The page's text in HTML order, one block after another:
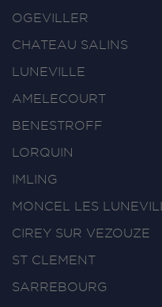
OGEVILLER
CHATEAU SALINS
LUNEVILLE
AMELECOURT
BENESTROFF
LORQUIN
IMLING
MONCEL LES
CIREY SUR VEZOUZE
ST CLEMENT
SARREBOURG